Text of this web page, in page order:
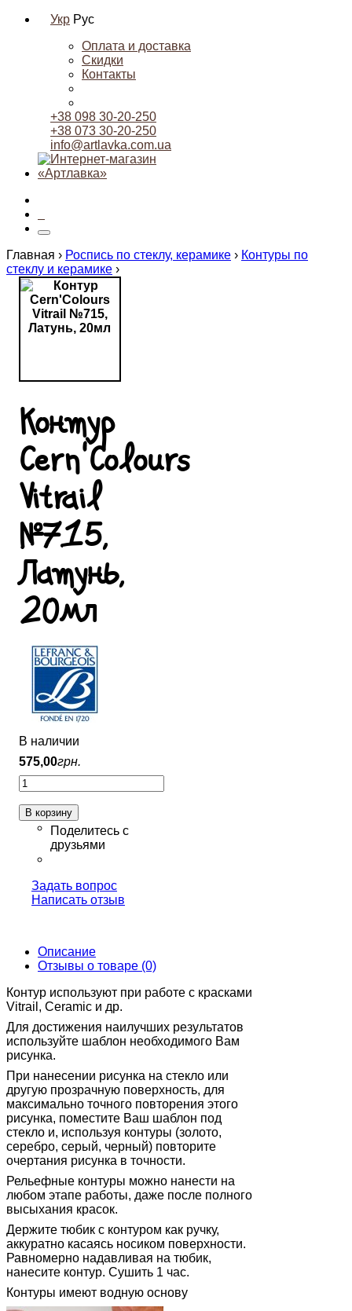
Укр Рус
Оплата и доставка
Скидки
Контакты
+38 098 30-20-250
+38 073 30-20-250
info@artlavka.com.ua
Главная › Роспись по стеклу, керамике › Контуры по
стеклу и керамике ›
Контур
Cern'Colours
Vitrail
№715,
Латунь,
20мл
В наличии
575,00грн.
В корзину
Задать вопрос
Написать отзыв
Описание
Отзывы о товаре (0)
Контур используют при работе с красками
Vitrail, Ceramic и др.
Для достижения наилучших результатов
используйте шаблон необходимого Вам
рисунка.
При нанесении рисунка на стекло или
другую прозрачную поверхность, для
максимально точного повторения этого
рисунка, поместите Ваш шаблон под
стекло и, используя контуры (золото,
серебро, серый, черный) повторите
очертания рисунка в точности.
Рельефные контуры можно нанести на
любом этапе работы, даже после полного
высыхания красок.
Держите тюбик с контуром как ручку,
аккуратно касаясь носиком поверхности.
Равномерно надавливая на тюбик,
нанесите контур. Сушить 1 час.
Контуры имеют водную основу